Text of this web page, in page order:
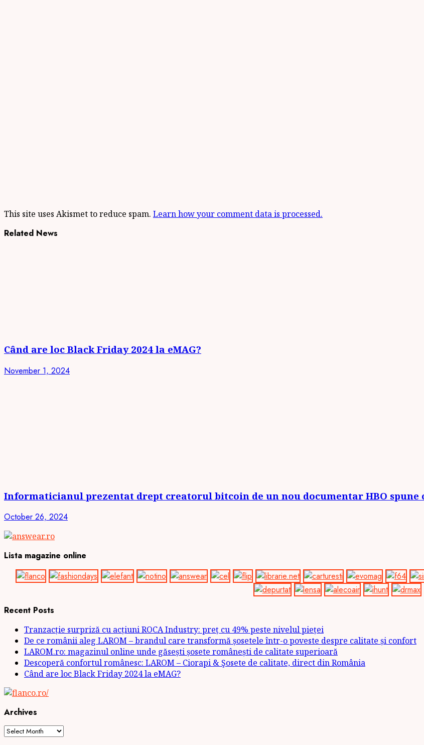
This site uses Akismet to reduce spam. Learn how your comment data is processed.
Related News
Când are loc Black Friday 2024 la eMAG?
November 1, 2024
Informaticianul prezentat drept creatorul bitcoin de un nou documentar HBO
October 26, 2024
Lista magazine online
Recent Posts
Tranzacție surpriză cu acțiuni ROCA Industry: preț cu 49% peste nivelul pieței
De ce românii aleg LAROM – brandul care transformă șosetele într-o poveste despre calitate și confort
LAROM.ro: magazinul online unde găsești șosete românești de calitate superioară
Descoperă confortul românesc: LAROM – Ciorapi & Şosete de calitate, direct din România
Când are loc Black Friday 2024 la eMAG?
Archives
Archives